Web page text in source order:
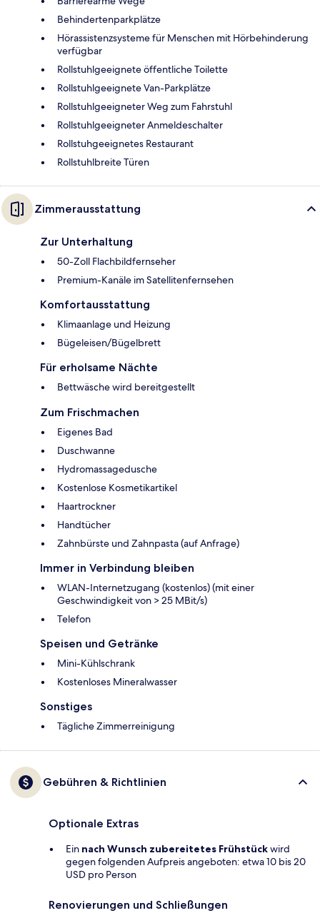
Behindertenparkplätze
Hörassistenzsysteme für Menschen mit Hörbehinderung
verfügbar
Rollstuhlgeeignete öffentliche Toilette
Rollstuhlgeeignete Van-Parkplätze
Rollstuhlgeeigneter Weg zum Fahrstuhl
Rollstuhlgeeigneter Anmeldeschalter
Rollstuhgeeignetes Restaurant
Rollstuhlbreite Türen
Zimmerausstattung
Zur Unterhaltung
50-Zoll Flachbildfernseher
Premium-Kanäle im Satellitenfernsehen
Komfortausstattung
Klimaanlage und Heizung
Bügeleisen/Bügelbrett
Für erholsame Nächte
Bettwäsche wird bereitgestellt
Zum Frischmachen
Eigenes Bad
Duschwanne
Hydromassagedusche
Kostenlose Kosmetikartikel
Haartrockner
Handtücher
Zahnbürste und Zahnpasta (auf Anfrage)
Immer in Verbindung bleiben
WLAN-Internetzugang (kostenlos) (mit einer
Geschwindigkeit von > 25 MBit/s)
Telefon
Speisen und Getränke
Mini-Kühlschrank
Kostenloses Mineralwasser
Sonstiges
Tägliche Zimmerreinigung
Gebühren & Richtlinien
Optionale Extras
Ein nach Wunsch zubereitetes Frühstückwird
gegen folgenden Aufpreis angeboten: etwa 10 bis 20
USD pro Person
Renovierungen und Schließungen